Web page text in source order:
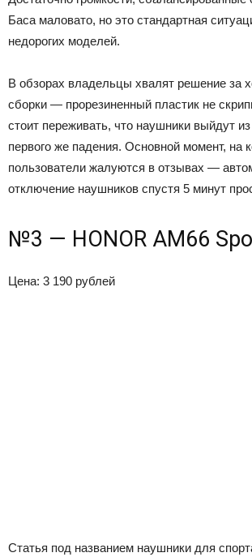
Баса маловато, но это стандартная
недорогих моделей.
В обзорах владельцы хвалят решение за
сборки — прорезиненный пластик не
стоит переживать, что наушники выйдут
первого же падения. Основной момент, на
пользователи жалуются в отзывах —
отключение наушников спустя 5 минут
№3 — HONOR AM66
Цена: 3 190 рублей
Статья под названием наушники для